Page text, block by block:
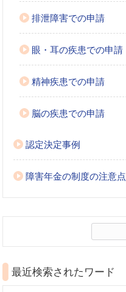
排泄障害での申請
眼・耳の疾患での申請
精神疾患での申請
脳の疾患での申請
認定決定事例
障害年金の制度の注意点
最近検索されたワード